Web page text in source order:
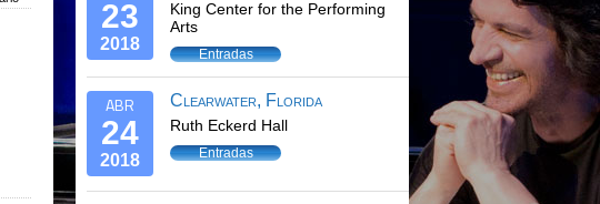
23
2018
King Center for the Performing
Arts
Entradas
ABR
24
2018
Clearwater, Florida
Ruth Eckerd Hall
Entradas